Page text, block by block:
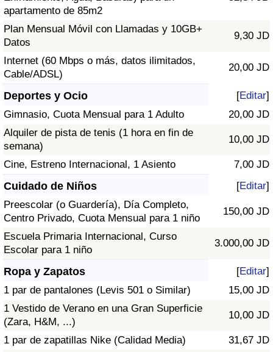
apartamento de 85m2
Plan Mensual Móvil con Llamadas y 10GB+
Datos
9,30 JD
Internet (60 Mbps o más, datos ilimitados,
Cable/ADSL)
20,00 JD
Deportes y Ocio [Editar]
Gimnasio, Cuota Mensual para 1 Adulto
20,00 JD
Alquiler de pista de tenis (1 hora en fin de
semana)
10,00 JD
Cine, Estreno Internacional, 1 Asiento 7,00 JD
Cuidado de Niños [Editar]
Preescolar (o Guardería), Día Completo,
Centro Privado, Cuota Mensual para 1 niño
150,00 JD
Escuela Primaria Internacional, Curso
Escolar para 1 niño
3.000,00 JD
Ropa y Zapatos [Editar]
1 par de pantalones (Levis 501 o Similar)
15,00 JD
1 Vestido de Verano en una Gran Superficie
(Zara, H&M, ...)
10,00 JD
1 par de zapatillas Nike (Calidad Media)
31,67 JD